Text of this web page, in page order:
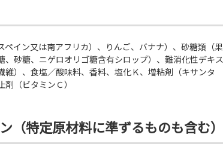
ペイン又は南アフリカ）、りんご、バナナ）、砂糖類（果
、砂糖、ニゲロオリゴ糖含有シロップ）、難消化性デキス
維）、食塩／酸味料、香料、塩化Ｋ、増粘剤（キサンタ
剤（ビタミンＣ）
（特定原材料に準ずるものも含む）